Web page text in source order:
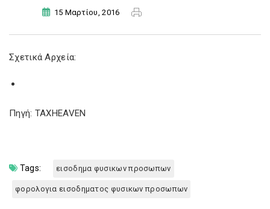
15 Μαρτίου, 2016
Σχετικά Αρχεία:
Πηγή: TAXHEAVEN
Tags: εισοδημα φυσικων προσωπων
φορολογια εισοδηματος φυσικων προσωπων